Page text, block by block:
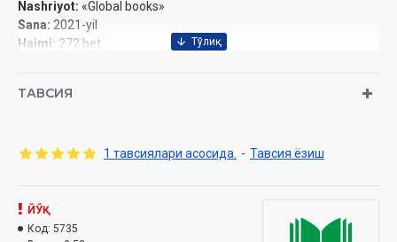
Nashriyot: «Global books»
Sana: 2021-yil
Hajmi: 272 bet
Muqovasi:
ТАВСИЯ
1 тавсиялари асосида. - Тавсия ёзиш
ЙЎҚ
Код: 5735